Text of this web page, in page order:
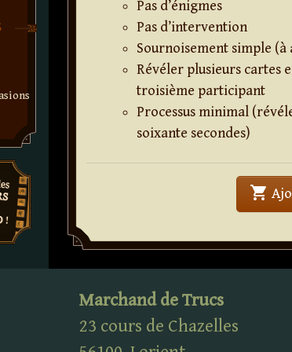
Pas d’énigmes
Pas d’intervention
Sournoisement simple
Révéler plusieurs cartes
troisième participant
Processus minimal
soixante secondes)
shopping_cart
Marchand de Trucs
23 cours de Chazelles